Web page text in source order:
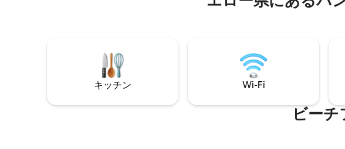
す、そしてこれがあなたの滞
キッチン Wi-Fi
ビー